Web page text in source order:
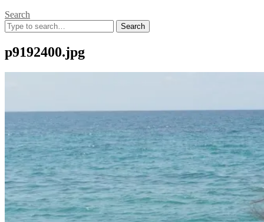
Search
Search
for:
p9192400.jpg